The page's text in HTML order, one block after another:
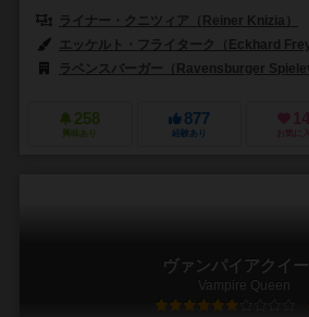
ライナー・クニツィア（Reiner Knizia）
エッケルト・フライターク（Eckhard
ラベンスバーガー（Ravensburger
258
興味あり
877
経験あり お気に
ヴァンパイアクイ
Vampire Queen